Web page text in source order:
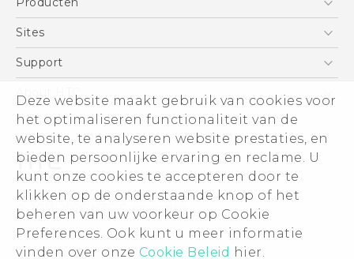
Deze website maakt gebruik van cookies voor
het optimaliseren functionaliteit van de
website, te analyseren website prestaties, en
bieden persoonlijke ervaring en reclame. U
kunt onze cookies te accepteren door te
klikken op de onderstaande knop of het
beheren van uw voorkeur op Cookie
Preferences. Ook kunt u meer informatie
vinden over onze Cookie Beleid hier.
Nederlands - Gebruikershandleiding
wettelijke voorschriften
Deutsch - Informationen zur Sicherheit und
behördliche Bestimmungen
English - Quick start guide
English - User manual
English - Safety and regulatory guide
Telefoons
Vive
Accessoires
Sites
HTC Vive
Aan de slag
Support
Support voor eCommerce
About HTC
ESG
Informatie over het bedrijf
Voor beleggers (engels)
Cookie Preferences
Vacatures
Security and Privacy Whitepaper
© 2011-2026 HTC Corporation
Legal terms